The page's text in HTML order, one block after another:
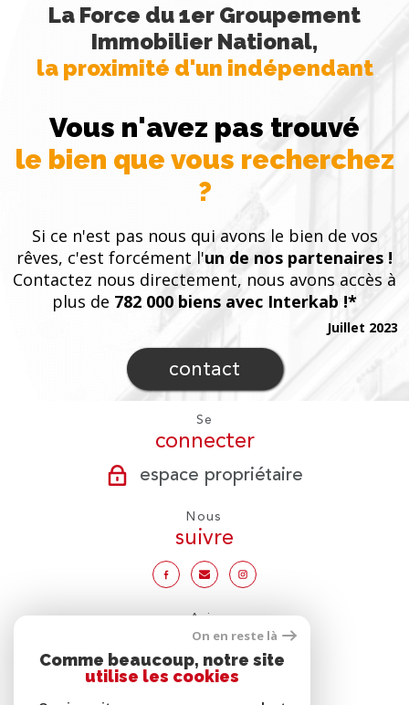
La Force du 1er Groupement
Immobilier National,
la proximité d'un indépendant
Vous n'avez pas trouvé
le bien que vous recherchez
?
Si ce n'est pas nous qui avons le bien de vos
rêves, c'est forcément l'un de nos partenaires !
Contactez nous directement, nous avons accès à
plus de 782 000 biens avec Interkab !*
contact
Juillet 2023
Se
connecter
espace propriétaire
Nous
suivre
Avis
clients
On en reste là
Comme beaucoup, notre site
utilise les cookies